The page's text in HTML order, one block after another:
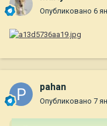
Опубликовано 6
pahan
Опубликовано 7